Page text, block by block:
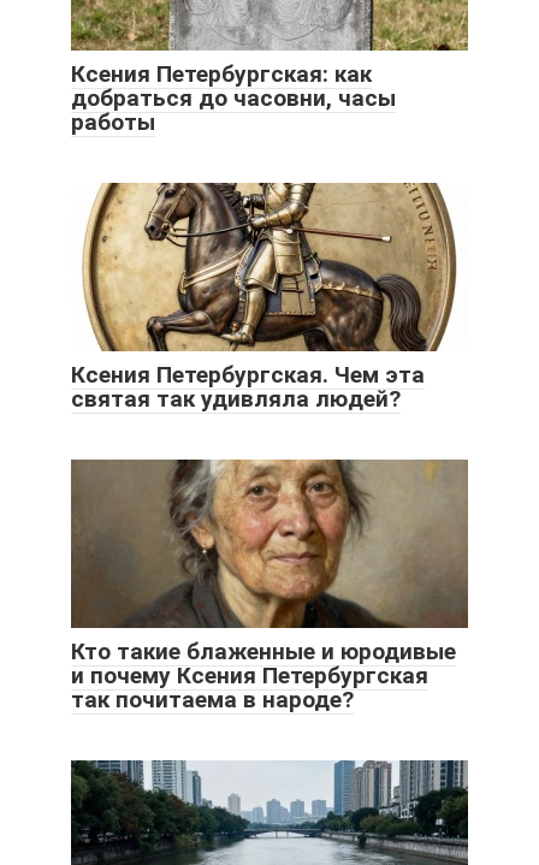
Ксения Петербургская: как
добраться до часовни, часы
работы
Ксения Петербургская. Чем эта
святая так удивляла людей?
Кто такие блаженные и юродивые
и почему Ксения Петербургская
так почитаема в народе?